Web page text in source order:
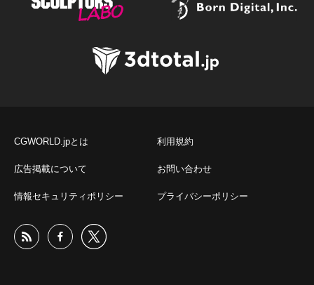
CGWORLD.jpとは 利用規約
広告掲載について お問い合わせ
情報セキュリティポリシー プライバシーポリシー